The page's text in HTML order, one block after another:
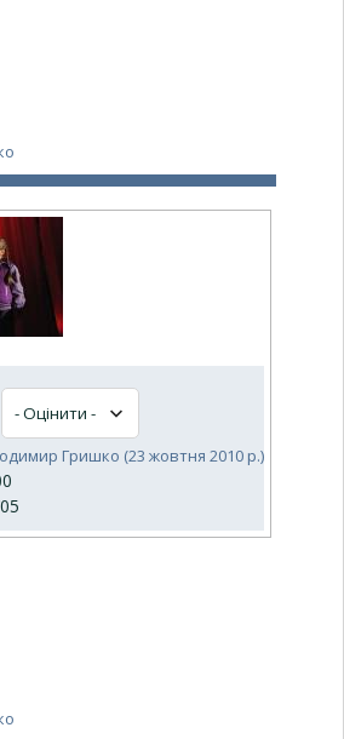
Гришко (23 жовтня 2010 р.)